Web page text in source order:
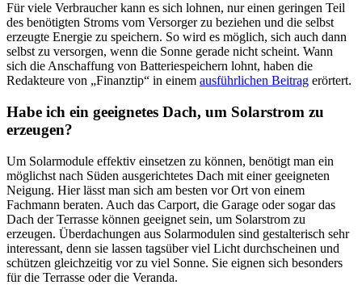
Für viele Verbraucher kann es sich lohnen, nur einen geringen Teil
des benötigten Stroms vom Versorger zu beziehen und die selbst
erzeugte Energie zu speichern. So wird es möglich, sich auch dann
selbst zu versorgen, wenn die Sonne gerade nicht scheint. Wann
sich die Anschaffung von Batteriespeichern lohnt, haben die
Redakteure von „Finanztip“ in einem ausführlichen Beitrag erörtert.
Habe ich ein geeignetes Dach, um Solarstrom zu
erzeugen?
Um Solarmodule effektiv einsetzen zu können, benötigt man ein
möglichst nach Süden ausgerichtetes Dach mit einer geeigneten
Neigung. Hier lässt man sich am besten vor Ort von einem
Fachmann beraten. Auch das Carport, die Garage oder sogar das
Dach der Terrasse können geeignet sein, um Solarstrom zu
erzeugen. Überdachungen aus Solarmodulen sind gestalterisch sehr
interessant, denn sie lassen tagsüber viel Licht durchscheinen und
schützen gleichzeitig vor zu viel Sonne. Sie eignen sich besonders
für die Terrasse oder die Veranda.